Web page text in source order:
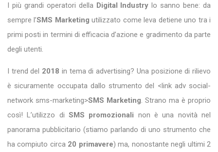
I più grandi operatori della Digital Industry lo sanno bene: da
sempre l’SMS Marketing utilizzato come leva detiene uno tra i
primi posti in termini di efficacia d’azione e gradimento da parte
degli utenti.
I trend del 2018 in tema di advertising? Una posizione di rilievo
è sicuramente occupata dallo strumento del <link adv social-
network sms-marketing>SMS Marketing. Strano ma è proprio
così! L’utilizzo di SMS promozionali non è una novità nel
panorama pubblicitario (stiamo parlando di uno strumento che
ha compiuto circa 20 primavere) ma, nonostante negli ultimi 2